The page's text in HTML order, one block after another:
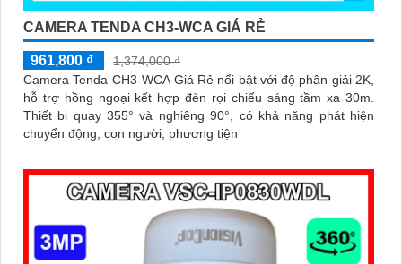
CAMERA TENDA CH3-WCA GIÁ RẺ
961,800 ₫
1,374,000 ₫
Camera Tenda CH3-WCA Giá Rẻ nổi bật với độ phân giải 2K,
hỗ trợ hồng ngoại kết hợp đèn rọi chiếu sáng tầm xa 30m.
Thiết bị quay 355° và nghiêng 90°, có khả năng phát hiện
chuyển động, con người, phương tiện